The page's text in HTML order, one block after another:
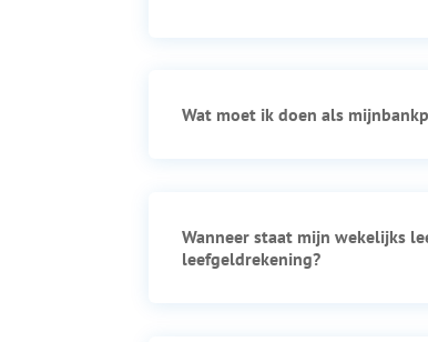
Wat moet ik doen als
Wanneer staat mijn wekelijks
leefgeldrekening?